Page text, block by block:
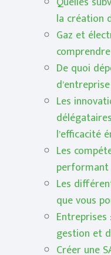
la création
Gaz et
De quoi
Les
l’efficacité
Les
performant
Les
que vous
gestion et
Créer une